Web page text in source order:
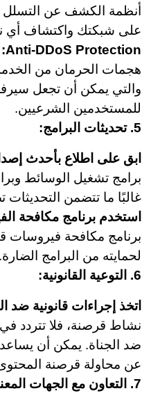
أنظمة الكشف عن التسلل
على شبكتك واكتشاف أي
Anti-DDoS Protection:
والتي يمكن أن تجعل
للمستخدمين الشرعيين.
5. تحديثات البرامج:
ابق على اطلاع بأحدث
برامج تشغيل الوسائط
غالبًا ما تتضمن
استخدم برنامج مكافحة
برنامج مكافحة
لحمايته من البرامج الضارة.
6. التوعية القانونية:
اتخذ إجراءات قانونية ضد
نشاط قرصنة، فلا تتردد في
ضد الجناة. يمكن أن
عن محاولة قرصنة
7. التعاون مع الجهات المعنية: